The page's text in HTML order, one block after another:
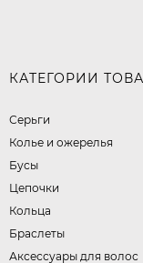
КАТЕГОРИИ
Серьги
Колье и ожерелья
Бусы
Цепочки
Кольца
Браслеты
Аксессуары для волос